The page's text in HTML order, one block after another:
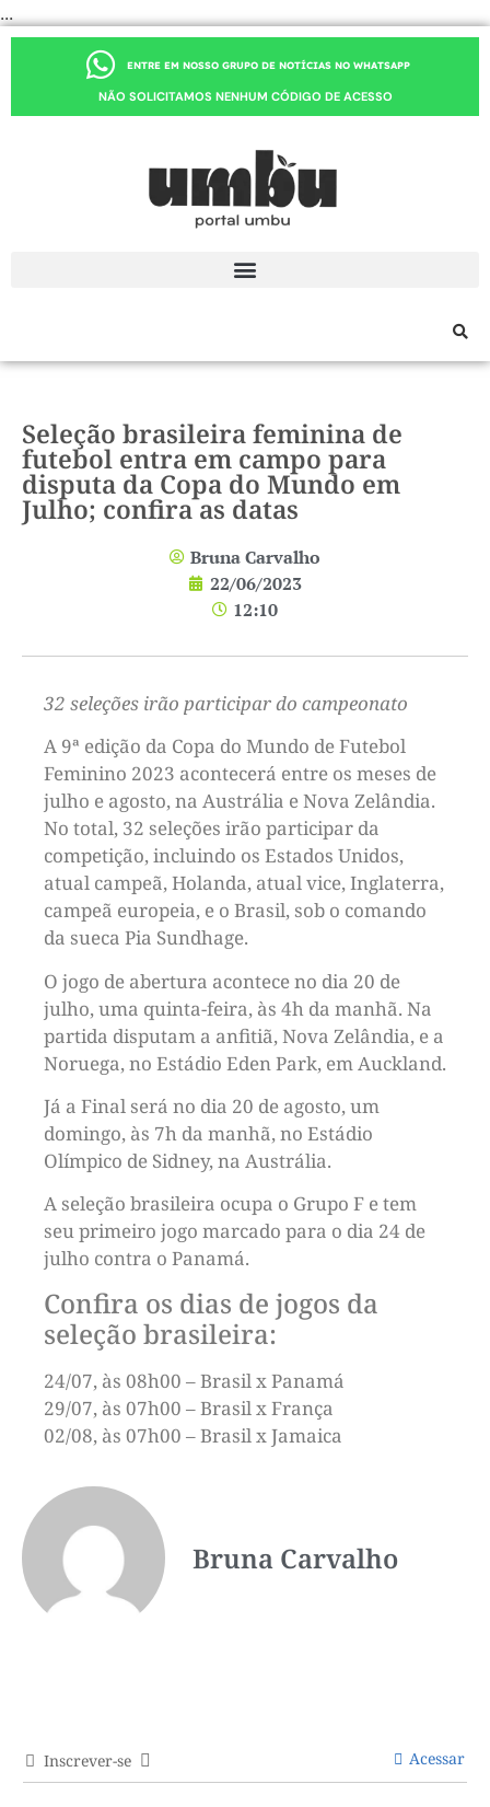
...
ENTRE EM NOSSO GRUPO DE NOTÍCIAS NO WHATSAPP
NÃO SOLICITAMOS NENHUM CÓDIGO DE ACESSO
Seleção brasileira feminina de
futebol entra em campo para
disputa da Copa do Mundo em
Julho; confira as datas
Bruna Carvalho
22/06/2023
12:10
32 seleções irão participar do campeonato
A 9ª edição da Copa do Mundo de Futebol
Feminino 2023 acontecerá entre os meses de
julho e agosto, na Austrália e Nova Zelândia.
No total, 32 seleções irão participar da
competição, incluindo os Estados Unidos,
atual campeã, Holanda, atual vice, Inglaterra,
campeã europeia, e o Brasil, sob o comando
da sueca Pia Sundhage.
O jogo de abertura acontece no dia 20 de
julho, uma quinta-feira, às 4h da manhã. Na
partida disputam a anfitiã, Nova Zelândia, e a
Noruega, no Estádio Eden Park, em Auckland.
Já a Final será no dia 20 de agosto, um
domingo, às 7h da manhã, no Estádio
Olímpico de Sidney, na Austrália.
A seleção brasileira ocupa o Grupo F e tem
seu primeiro jogo marcado para o dia 24 de
julho contra o Panamá.
Confira os dias de jogos da
seleção brasileira:
24/07, às 08h00 – Brasil x Panamá
29/07, às 07h00 – Brasil x França
02/08, às 07h00 – Brasil x Jamaica
Bruna Carvalho
Inscrever-se Acessar